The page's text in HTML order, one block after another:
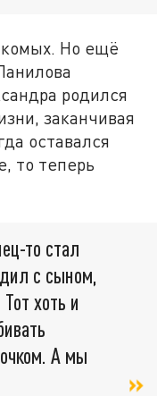
Но ещё
родился
заканчивая
оставался
то теперь
то стал
с сыном,
хоть и
А мы